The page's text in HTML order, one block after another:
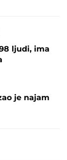
ljudi, ima
je najam